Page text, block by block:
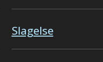
Slagelse